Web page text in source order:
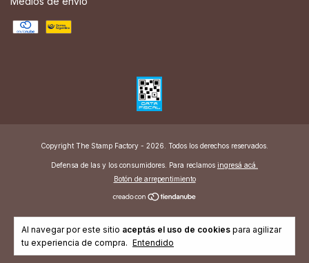
Al navegar por este sitio aceptás el uso de cookies para agilizar
tu experiencia de compra. Entendido
Copyright The Stamp Factory - 2026. Todos los derechos reservados.
Defensa de las y los consumidores. Para reclamos ingresá acá.
Botón de arrepentimiento